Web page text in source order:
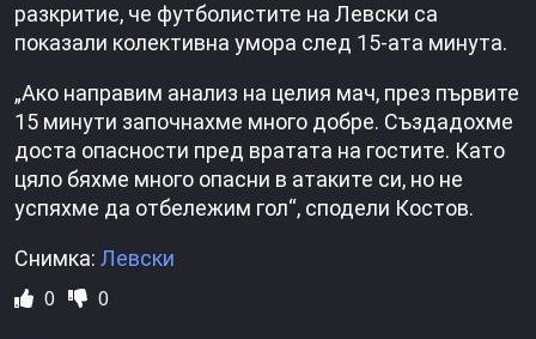
разкритие, че футболистите на Левски са
показали колективна умора след 15-ата минута.
„Ако направим анализ на целия мач, през първите
15 минути започнахме много добре. Създадохме
доста опасности пред вратата на гостите. Като
цяло бяхме много опасни в атаките си, но не
успяхме да отбележим гол“, сподели Костов.
Снимка: Левски
0 0